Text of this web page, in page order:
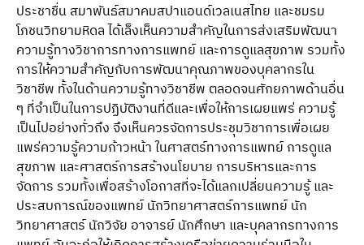
ประชาชื่น สมาพันธ์สมาคมสปาแอนด์เวลเนสไทย และชมรม
โภชนวิทยามหิดล ได้เล็งเห็นความสําคัญในการส่งเสริมพัฒนา
ความรู้ทางวิชาการทางการแพทย์ และการดูแลสุขภาพ รวมทั้ง
การให้ความสําคัญกับการพัฒนาคุณภาพของบุคลากรใน
วิชาชีพ ทั้งในด้านความรู้ทางวิชาชีพ ตลอดจนศักยภาพด้านอื่น
ๆ ที่จําเป็นในการปฏิบัติงานที่ดีและเพื่อให้การเผยแพร่ ความรู้
เป็นไปอย่างทั่วถึง จึงเห็นควรจัดการประชุมวิชาการเพื่อเผย
แพร่ความรู้ความก้าวหน้า ในศาสตร์ทางการแพทย์ การดูแล
สุขภาพ และศาสตร์การสร้างนโยบาย การบริหารและการ
จัดการ รวมทั้งเพื่อสร้างโอกาสที่จะได้แลกเปลี่ยนความรู้ และ
ประสบการณ์ของแพทย์ นักวิทยาศาสตร์การแพทย์ นัก
วิทยาศาสตร์ นักวิจัย อาจารย์ นักศึกษา และบุคลากรทางการ